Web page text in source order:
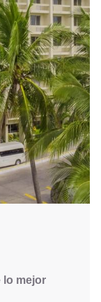
alberca y
centro de
tienes que
de este viaje
serán
lo mejor